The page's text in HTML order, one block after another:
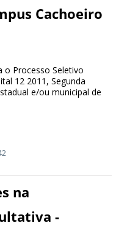
Cachoeiro
o Processo Seletivo
12 2011, Segunda
e/ou municipal de
na
-